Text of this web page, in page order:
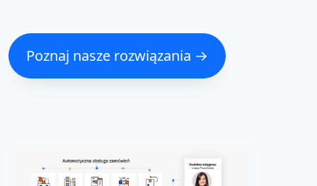
Poznaj nasze rozwiązania →